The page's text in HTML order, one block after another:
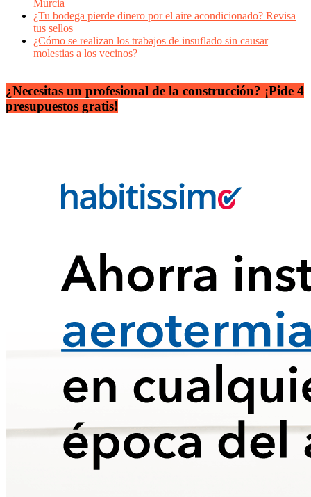
Murcia
¿Tu bodega pierde dinero por el aire acondicionado? Revisa
tus sellos
¿Cómo se realizan los trabajos de insuflado sin causar
molestias a los vecinos?
¿Necesitas un profesional de la construcción? ¡Pide 4
presupuestos gratis!